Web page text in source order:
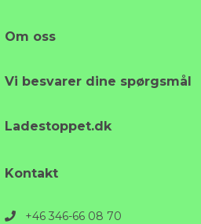
Om oss
Vi besvarer dine spørgsmål
Ladestoppet.dk
Kontakt
+46 346-66 08 70